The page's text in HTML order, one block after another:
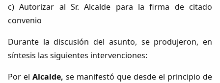
c) Autorizar al Sr. Alcalde para la firma de citado
convenio
Durante la discusión del asunto, se produjeron, en
síntesis las siguientes intervenciones:
Por el Alcalde, se manifestó que desde el principio de